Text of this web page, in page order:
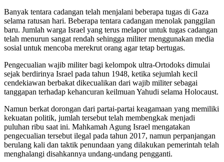
Banyak tentara cadangan telah menjalani beberapa tugas di Gaza
selama ratusan hari. Beberapa tentara cadangan menolak panggilan
baru. Jumlah warga Israel yang terus melapor untuk tugas cadangan
telah menurun sangat rendah sehingga militer menggunakan media
sosial untuk mencoba merekrut orang agar tetap bertugas.
Pengecualian wajib militer bagi kelompok ultra-Ortodoks dimulai
sejak berdirinya Israel pada tahun 1948, ketika sejumlah kecil
cendekiawan berbakat dikecualikan dari wajib militer sebagai
tanggapan terhadap kehancuran keilmuan Yahudi selama Holocaust.
Namun berkat dorongan dari partai-partai keagamaan yang memiliki
kekuatan politik, jumlah tersebut telah membengkak menjadi
puluhan ribu saat ini. Mahkamah Agung Israel mengatakan
pengecualian tersebut ilegal pada tahun 2017, namun perpanjangan
berulang kali dan taktik penundaan yang dilakukan pemerintah telah
menghalangi disahkannya undang-undang pengganti.